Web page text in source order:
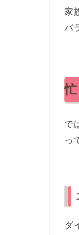
家
バ
で
っ
ダ